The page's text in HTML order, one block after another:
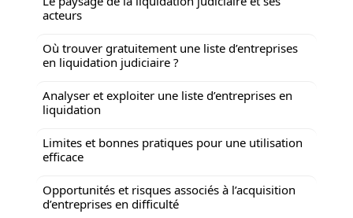
acteurs
Où trouver gratuitement une liste d’entreprises
en liquidation judiciaire ?
Analyser et exploiter une liste d’entreprises en
liquidation
Limites et bonnes pratiques pour une utilisation
efficace
Opportunités et risques associés à l’acquisition
d’entreprises en difficulté